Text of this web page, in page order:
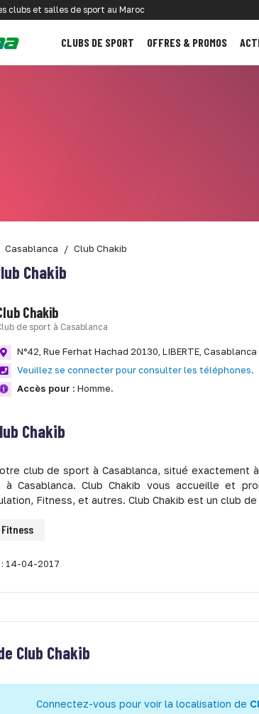
clubs et salles de sport au Maroc
CLUBS DE SPORT OFFRES & PROMOS
Casablanca Club Chakib
Chakib
Chakib
de sport à Casablanca
N°42, Rue Ferhat Hachad 20130, LIBERTE, Casablanca
Veuillez se connecter pour consulter les téléphones.
Accès pour : Homme.
Chakib
club de sport à Casablanca, situé exactement
à Casablanca. Club Chakib vous accueille et
Fitness, et autres. Club Chakib est un club
Fitness
: 14-04-2017
Club Chakib
Connectez-vous pour voir la localisation de